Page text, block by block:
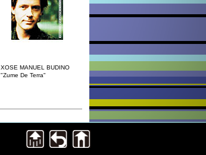
XOSE MANUEL BUDINO
"Zume De Terra"